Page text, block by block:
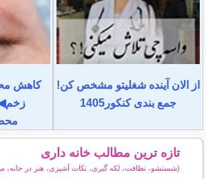
از الان آینده شغلیتو مشخص کن!
جمع بندی کنکور1405
کاهش
تازه ترین مطالب خانه داری
(شستشو، نظافت، لکه گیری، نکات آشپزی، هنر در خانه،